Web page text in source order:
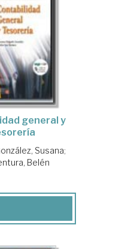
general y
Susana;
Belén